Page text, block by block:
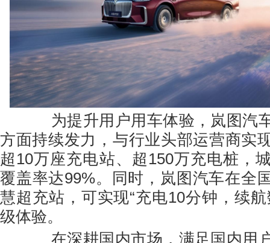
为提升用户用车体验，岚图汽
方面持续发力，与行业头部运营商实
超10万座充电站、超150万充电桩，
覆盖率达99%。同时，岚图汽车在全
慧超充站，可实现“充电10分钟，续
级体验。
在深耕国内市场，满足国内用